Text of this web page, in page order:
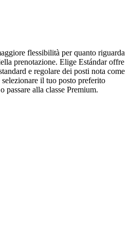
flessibilità per quanto riguarda
prenotazione. Elige Estándar offre
e regolare dei posti nota come
il tuo posto preferito
passare alla classe Premium.